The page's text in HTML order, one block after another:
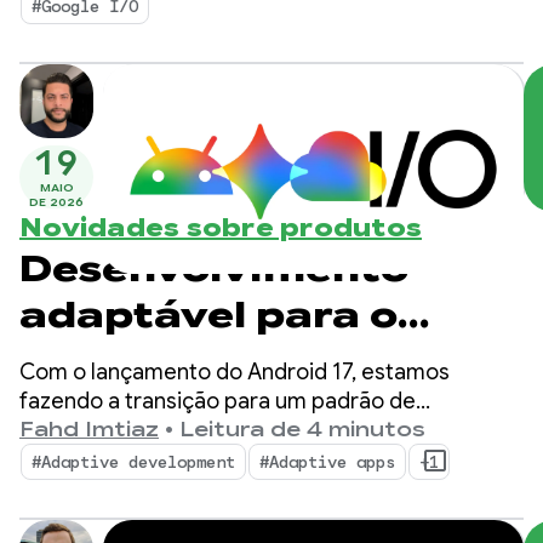
adaptável para o ecossistema em expansão.
#Google I/O
19
MAIO
DE 2026
Novidades sobre produtos
Desenvolvimento
adaptável para o
ecossistema Android
em expansão
Com o lançamento do Android 17, estamos
fazendo a transição para um padrão de
desenvolvimento com prioridade adaptativa. Os
usuários não dependem mais de um único
formato. Eles transitam entre smartphones,
dispositivos dobráveis, tablets, laptops, telas
Fahd Imtiaz • Leitura de 4 minutos
#Adaptive development #Adaptive apps +1